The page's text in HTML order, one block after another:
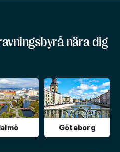
nära dig
Göteborg